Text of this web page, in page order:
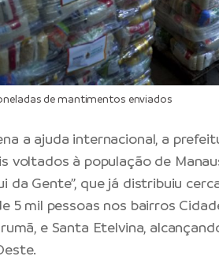
de mantimentos enviados
a ajuda internacional, a
voltados à população de
da Gente”, que já distribuiu
5 mil pessoas nos bairros
e Santa Etelvina,